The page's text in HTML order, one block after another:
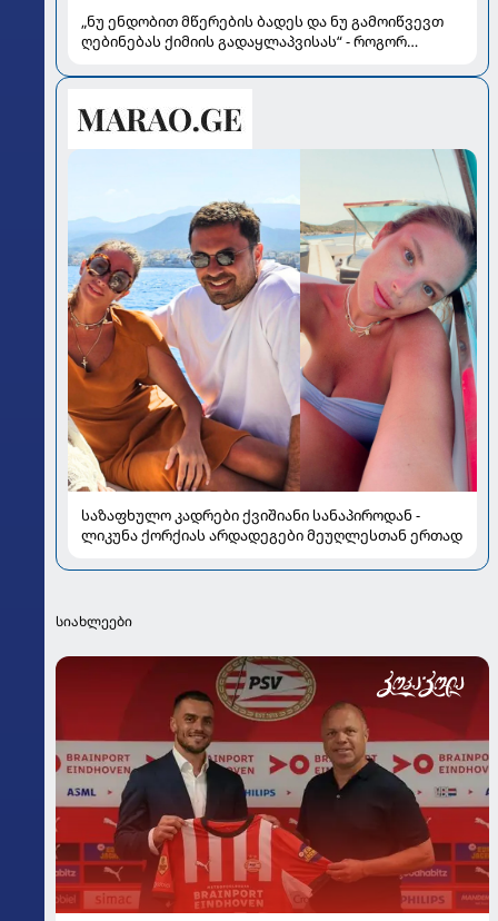
„ნუ ენდობით მწერების ბადეს და ნუ გამოიწვევთ
ღებინებას ქიმიის გადაყლაპვისას“ - როგორ
სალომე ახვლედიანის რჩევები
საზაფხულო კადრები ქვიშიანი სანაპიროდან -
ლიკუნა ქორქიას არდადეგები მეუღლესთან ერთად
სიახლეები